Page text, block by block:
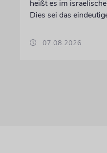
heißt es im
Dies sei das
07.08.2026